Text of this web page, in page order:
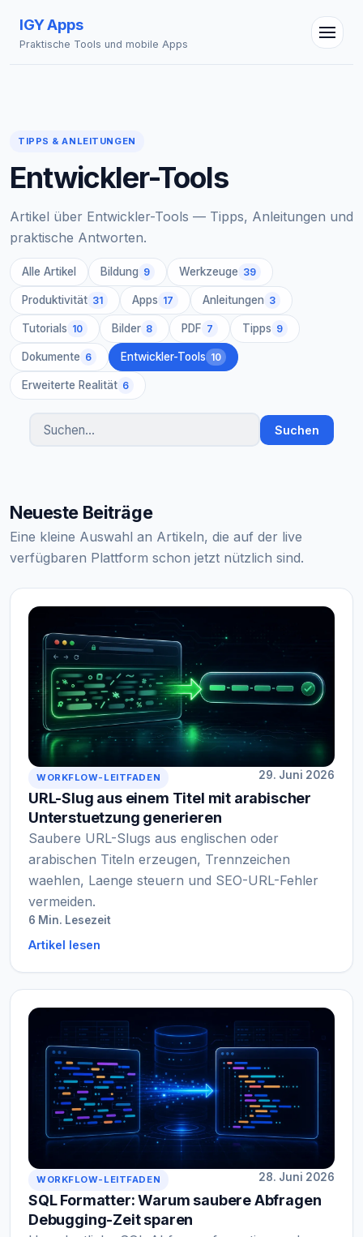
IGY Apps
Praktische Tools und mobile Apps
TIPPS & ANLEITUNGEN
Entwickler-Tools
Artikel über Entwickler-Tools — Tipps, Anleitungen und
praktische Antworten.
Alle Artikel Bildung 9 Werkzeuge 39
Produktivität 31 Apps 17 Anleitungen 3
Tutorials 10 Bilder 8 PDF 7 Tipps 9
Dokumente 6 Entwickler-Tools 10
Erweiterte Realität 6
Artikel suchen
Suchen
Neueste Beiträge
Eine kleine Auswahl an Artikeln, die auf der live
verfügbaren Plattform schon jetzt nützlich sind.
WORKFLOW-LEITFADEN 29. Juni 2026
URL-Slug aus einem Titel mit arabischer
Unterstuetzung generieren
Saubere URL-Slugs aus englischen oder
arabischen Titeln erzeugen, Trennzeichen
waehlen, Laenge steuern und SEO-URL-Fehler
vermeiden.
6 Min. Lesezeit
Artikel lesen
WORKFLOW-LEITFADEN 28. Juni 2026
SQL Formatter: Warum saubere Abfragen
Debugging-Zeit sparen
IGY Assistent
Online — Fragen Sie mich